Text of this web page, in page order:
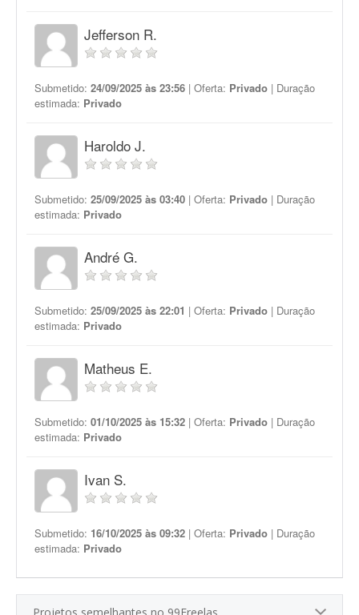
Jefferson R.
Submetido: 24/09/2025 às 23:56 | Oferta: Privado | Duração
estimada: Privado
Haroldo J.
Submetido: 25/09/2025 às 03:40 | Oferta: Privado | Duração
estimada: Privado
André G.
Submetido: 25/09/2025 às 22:01 | Oferta: Privado | Duração
estimada: Privado
Matheus E.
Submetido: 01/10/2025 às 15:32 | Oferta: Privado | Duração
estimada: Privado
Ivan S.
Submetido: 16/10/2025 às 09:32 | Oferta: Privado | Duração
estimada: Privado